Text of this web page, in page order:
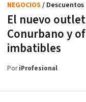
El nuevo
Conurbano y
imbatibles
NEGOCIOS / Descuentos
PoriProfesional